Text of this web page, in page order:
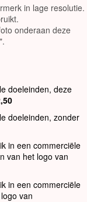
in lage resolutie.
onderaan deze
doeleinden, deze
doeleinden, zonder
in een commerciële
van het logo van
in een commerciële
van